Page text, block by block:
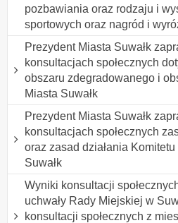
pozbawiania oraz rodzaju i
sportowych oraz nagród i
Prezydent Miasta Suwałk
konsultacjach społecznych
obszaru zdegradowanego i
Miasta Suwałk
Prezydent Miasta Suwałk
konsultacjach społecznych
oraz zasad działania
Suwałk
Wyniki konsultacji
uchwały Rady Miejskiej w
konsultacji społecznych z